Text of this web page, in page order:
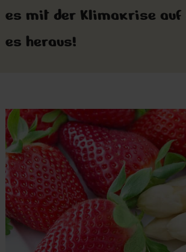
es mit der Klimakrise auf
es heraus!